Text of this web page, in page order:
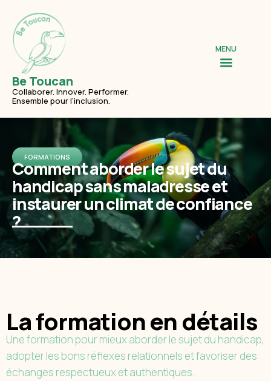
principal
Be Toucan
Collaborer. Innover. Performer.
Ensemble pour l’inclusion.
MENU
FORMATIONS
Comment aborder le sujet du
handicap sans maladresse et
instaurer un climat de confiance
?
La formation en détails
Une formation pour mieux aborder le sujet du handicap,
adopter les bons réflexes relationnels et favoriser des
échanges respectueux et authentiques.